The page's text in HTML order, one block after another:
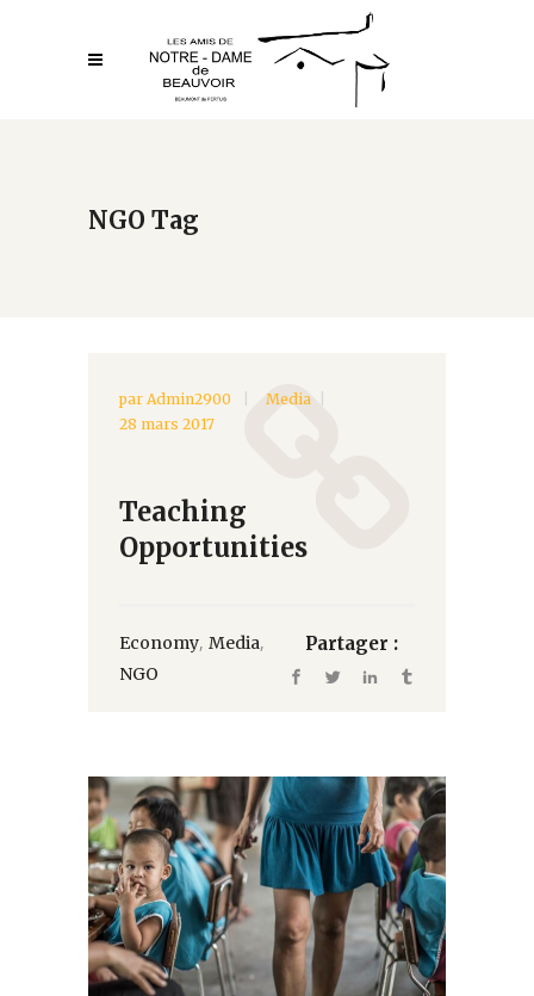
NGO Tag
par Admin2900
Media
28 mars 2017
Teaching
Opportunities
Economy, Media,
NGO
Partager :